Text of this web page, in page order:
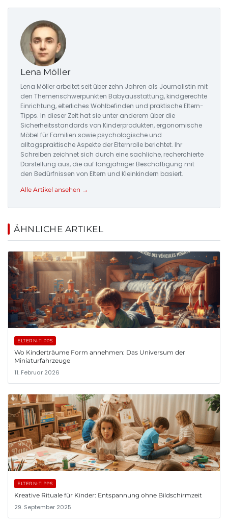
Lena Möller
Lena Möller arbeitet seit über zehn Jahren als Journalistin mit
den Themenschwerpunkten Babyausstattung, kindgerechte
Einrichtung, elterliches Wohlbefinden und praktische Eltern-
Tipps. In dieser Zeit hat sie unter anderem über die
Sicherheitsstandards von Kinderprodukten, ergonomische
Möbel für Familien sowie psychologische und
alltagspraktische Aspekte der Elternrolle berichtet. Ihr
Schreiben zeichnet sich durch eine sachliche, recherchierte
Darstellung aus, die auf langjähriger Beschäftigung mit
den Bedürfnissen von Eltern und Kleinkindern basiert.
Alle Artikel ansehen →
ÄHNLICHE ARTIKEL
ELTERN-TIPPS
Wo Kinderträume Form annehmen: Das Universum der
Miniaturfahrzeuge
11. Februar 2026
ELTERN-TIPPS
Kreative Rituale für Kinder: Entspannung ohne Bildschirmzeit
29. September 2025